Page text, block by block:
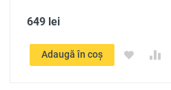
649 lei
Adaugă în coș